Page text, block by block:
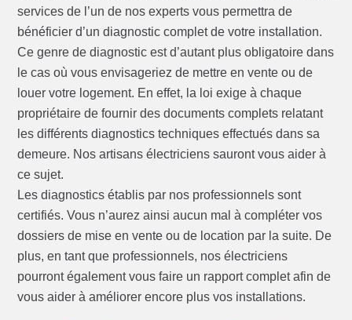
services de l’un de nos experts vous permettra de
bénéficier d’un diagnostic complet de votre installation.
Ce genre de diagnostic est d’autant plus obligatoire dans
le cas où vous envisageriez de mettre en vente ou de
louer votre logement. En effet, la loi exige à chaque
propriétaire de fournir des documents complets relatant
les différents diagnostics techniques effectués dans sa
demeure. Nos artisans électriciens sauront vous aider à
ce sujet.
Les diagnostics établis par nos professionnels sont
certifiés. Vous n’aurez ainsi aucun mal à compléter vos
dossiers de mise en vente ou de location par la suite. De
plus, en tant que professionnels, nos électriciens
pourront également vous faire un rapport complet afin de
vous aider à améliorer encore plus vos installations.